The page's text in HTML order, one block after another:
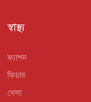
স্বাস্থ্য
ফ্যাশন
ফিচার
খেলা